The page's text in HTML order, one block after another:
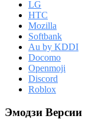
LG
HTC
Mozilla
Softbank
Au by KDDI
Docomo
Openmoji
Discord
Roblox
Эмодзи Версии